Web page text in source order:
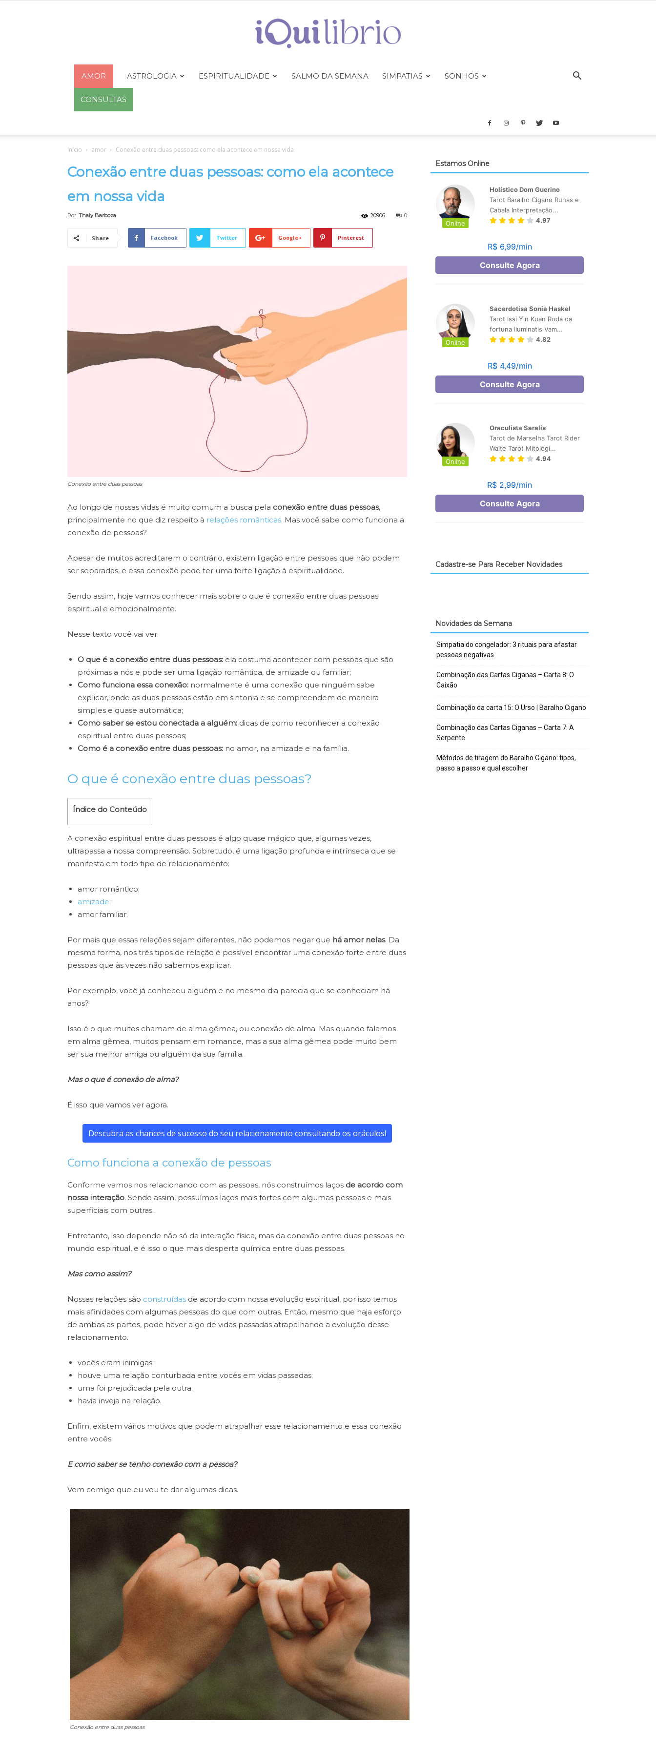
iQuilibrio
AMOR ASTROLOGIA ESPIRITUALIDADE SALMO DA SEMANA SIMPATIAS SONHOS
CONSULTAS
Início amor Conexão entre duas pessoas: como ela acontece em nossa vida
Conexão entre duas pessoas: como ela acontece
em nossa vida
Por Thaly Barboza 0
20906
Share Facebook Twitter Google+ Pinterest
Conexão entre duas pessoas
Ao longo de nossas vidas é muito comum a busca pela conexão entre duas pessoas,
principalmente no que diz respeito à relações românticas. Mas você sabe como funciona a
conexão de pessoas?
Apesar de muitos acreditarem o contrário, existem ligação entre pessoas que não podem
ser separadas, e essa conexão pode ter uma forte ligação à espiritualidade.
Sendo assim, hoje vamos conhecer mais sobre o que é conexão entre duas pessoas
espiritual e emocionalmente.
Nesse texto você vai ver:
O que é a conexão entre duas pessoas: ela costuma acontecer com pessoas que são
próximas a nós e pode ser uma ligação romântica, de amizade ou familiar;
Como funciona essa conexão: normalmente é uma conexão que ninguém sabe
explicar, onde as duas pessoas estão em sintonia e se compreendem de maneira
simples e quase automática;
Como saber se estou conectada a alguém: dicas de como reconhecer a conexão
espiritual entre duas pessoas;
Como é a conexão entre duas pessoas: no amor, na amizade e na família.
O que é conexão entre duas pessoas?
Índice do Conteúdo
A conexão espiritual entre duas pessoas é algo quase mágico que, algumas vezes,
ultrapassa a nossa compreensão. Sobretudo, é uma ligação profunda e intrínseca que se
manifesta em todo tipo de relacionamento:
amor romântico;
amizade;
amor familiar.
Por mais que essas relações sejam diferentes, não podemos negar que há amor nelas. Da
mesma forma, nos três tipos de relação é possível encontrar uma conexão forte entre duas
pessoas que às vezes não sabemos explicar.
Por exemplo, você já conheceu alguém e no mesmo dia parecia que se conheciam há
anos?
Isso é o que muitos chamam de alma gêmea, ou conexão de alma. Mas quando falamos
em alma gêmea, muitos pensam em romance, mas a sua alma gêmea pode muito bem
ser sua melhor amiga ou alguém da sua família.
Mas o que é conexão de alma?
É isso que vamos ver agora.
Descubra as chances de sucesso do seu relacionamento consultando os oráculos!
Como funciona a conexão de pessoas
Conforme vamos nos relacionando com as pessoas, nós construímos laços de acordo com
nossa interação. Sendo assim, possuímos laços mais fortes com algumas pessoas e mais
superficiais com outras.
Entretanto, isso depende não só da interação física, mas da conexão entre duas pessoas no
mundo espiritual, e é isso o que mais desperta química entre duas pessoas.
Mas como assim?
Nossas relações são construídas de acordo com nossa evolução espiritual, por isso temos
mais afinidades com algumas pessoas do que com outras. Então, mesmo que haja esforço
de ambas as partes, pode haver algo de vidas passadas atrapalhando a evolução desse
relacionamento.
vocês eram inimigas;
houve uma relação conturbada entre vocês em vidas passadas;
uma foi prejudicada pela outra;
havia inveja na relação.
Enfim, existem vários motivos que podem atrapalhar esse relacionamento e essa conexão
entre vocês.
E como saber se tenho conexão com a pessoa?
Vem comigo que eu vou te dar algumas dicas.
Conexão entre duas pessoas
Estamos Online
Cadastre-se Para Receber Novidades
Novidades da Semana
Simpatia do congelador: 3 rituais para afastar
pessoas negativas
Combinação das Cartas Ciganas – Carta 8: O
Caixão
Combinação da carta 15: O Urso | Baralho Cigano
Combinação das Cartas Ciganas – Carta 7: A
Serpente
Métodos de tiragem do Baralho Cigano: tipos,
passo a passo e qual escolher